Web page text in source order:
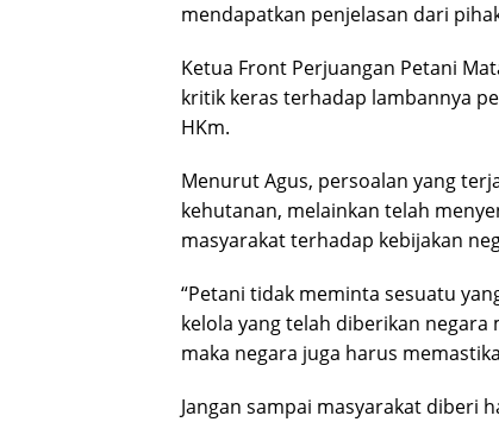
mendapatkan penjelasan dari
Ketua Front Perjuangan Petani
kritik keras terhadap lambannya
HKm.
Menurut Agus, persoalan yang
kehutanan, melainkan telah
masyarakat terhadap kebijakan
“Petani tidak meminta sesuatu
kelola yang telah diberikan negara
maka negara juga harus
Jangan sampai masyarakat diberi